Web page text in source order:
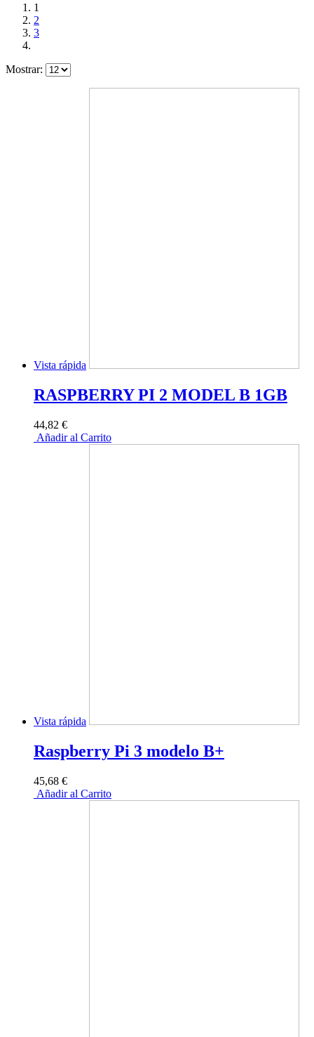
1
2
3
Mostrar:
Vista rápida
RASPBERRY PI 2 MODEL B 1GB
44,82 €
Añadir al Carrito
Vista rápida
Raspberry Pi 3 modelo B+
45,68 €
Añadir al Carrito